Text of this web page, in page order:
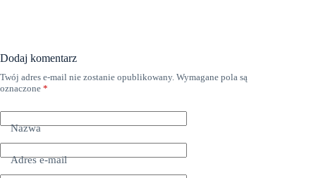
Dodaj komentarz
Twój adres e-mail nie zostanie opublikowany. Wymagane pola są
oznaczone *
Nazwa
Adres e-mail